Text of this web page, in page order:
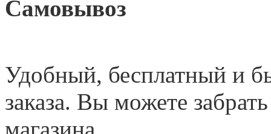
Самовывоз
Удобный, бесплатный и
заказа. Вы можете
магазина.